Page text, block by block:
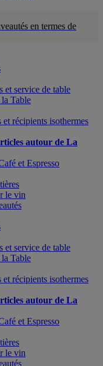
en termes de
et service de table
Table
récipients isothermes
autour de La
et Espresso
le vin
et service de table
Table
récipients isothermes
autour de La
et Espresso
le vin